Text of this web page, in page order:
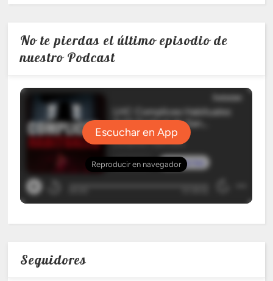
No te pierdas el último episodio de
nuestro Podcast
Seguidores